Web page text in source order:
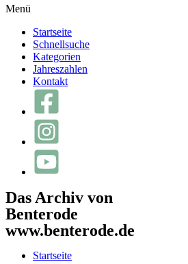
Menü
Startseite
Schnellsuche
Kategorien
Jahreszahlen
Kontakt
Das Archiv von
Benterode
www.benterode.de
Startseite